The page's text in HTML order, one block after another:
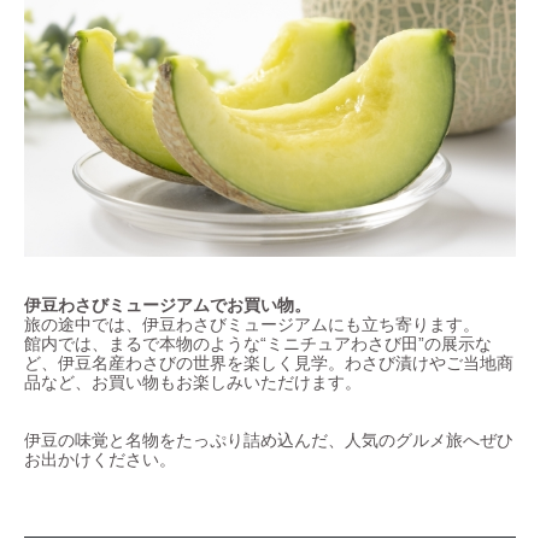
伊豆わさびミュージアムでお買い物。
旅の途中では、伊豆わさびミュージアムにも立ち寄ります。
館内では、まるで本物のような“ミニチュアわさび田”の展示な
ど、伊豆名産わさびの世界を楽しく見学。わさび漬けやご当地商
品など、お買い物もお楽しみいただけます。
伊豆の味覚と名物をたっぷり詰め込んだ、人気のグルメ旅へぜひ
お出かけください。